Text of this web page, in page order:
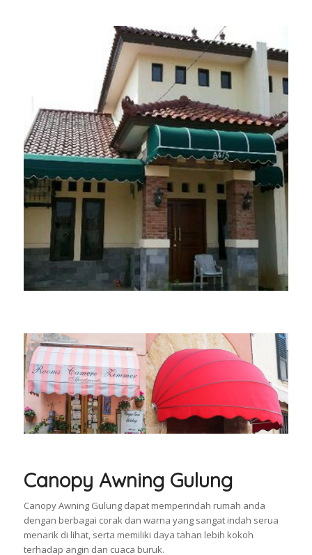
Canopy Awning Gulung
Canopy Awning Gulung dapat memperindah rumah anda
dengan berbagai corak dan warna yang sangat indah serua
menarik di lihat, serta memiliki daya tahan lebih kokoh
terhadap angin dan cuaca buruk.